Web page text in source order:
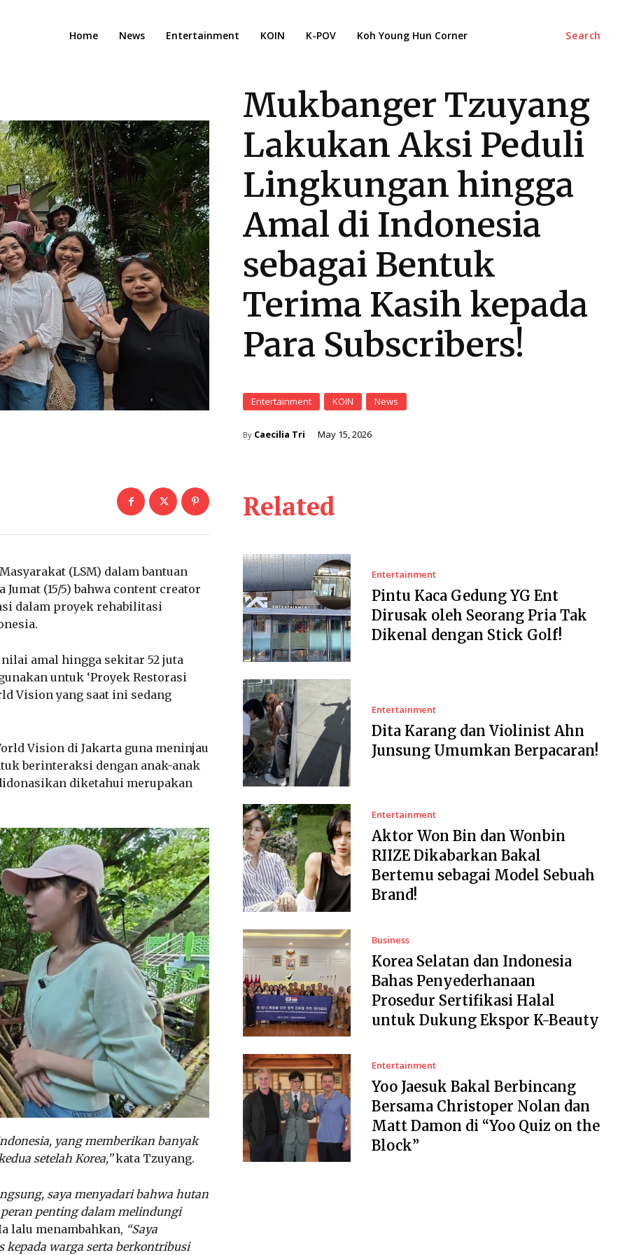
Search
Home News Entertainment KOIN K-POV Koh Young Hun Corner
Mukbanger Tzuyang
Lakukan Aksi Peduli
Lingkungan hingga
Amal di Indonesia
sebagai Bentuk
Terima Kasih kepada
Para Subscribers!
Entertainment KOIN News
By Caecilia Tri May 15, 2026
(LSM) dalam bantuan
(15/5) bahwa content creator
dalam proyek rehabilitasi
amal hingga sekitar 52 juta
untuk ‘Proyek Restorasi
Vision yang saat ini sedang
Vision di Jakarta guna meninjau
berinteraksi dengan anak-anak
diketahui merupakan
yang memberikan banyak
setelah Korea,”kata Tzuyang.
saya menyadari bahwa hutan
penting dalam melindungi
lalu menambahkan, “Saya
warga serta berkontribusi
Related
Entertainment
Pintu Kaca Gedung YG Ent
Dirusak oleh Seorang Pria Tak
Dikenal dengan Stick Golf!
Entertainment
Dita Karang dan Violinist Ahn
Junsung Umumkan Berpacaran!
Entertainment
Aktor Won Bin dan Wonbin
RIIZE Dikabarkan Bakal
Bertemu sebagai Model Sebuah
Brand!
Business
Korea Selatan dan Indonesia
Bahas Penyederhanaan
Prosedur Sertifikasi Halal
untuk Dukung Ekspor K-Beauty
Entertainment
Yoo Jaesuk Bakal Berbincang
Bersama Christoper Nolan dan
Matt Damon di “Yoo Quiz on the
Block”